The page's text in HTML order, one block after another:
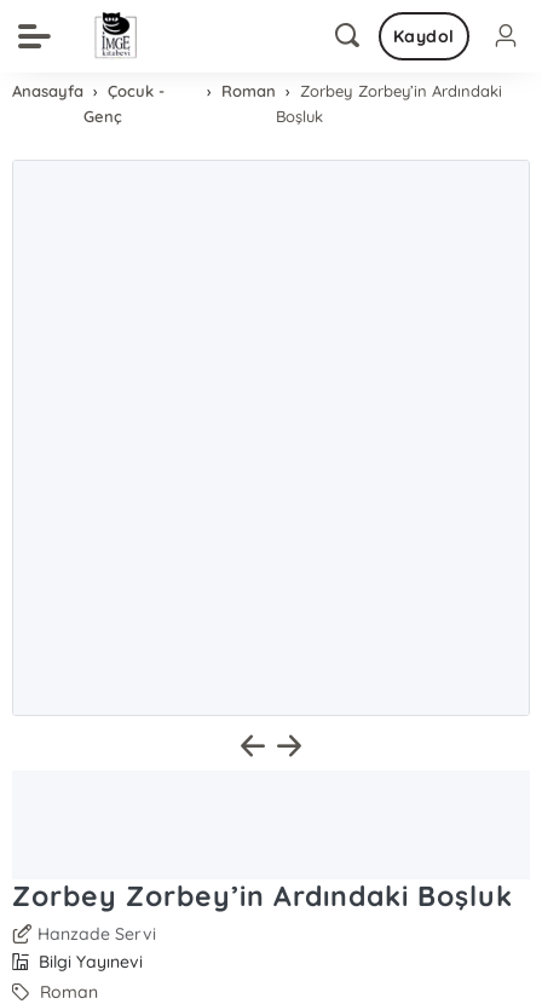
Kaydol
Anasayfa
Çocuk -
Genç
Roman
Zorbey Zorbey’in Ardındaki
Boşluk
Zorbey Zorbey’in Ardındaki Boşluk
Hanzade Servi
Bilgi Yayınevi
Roman